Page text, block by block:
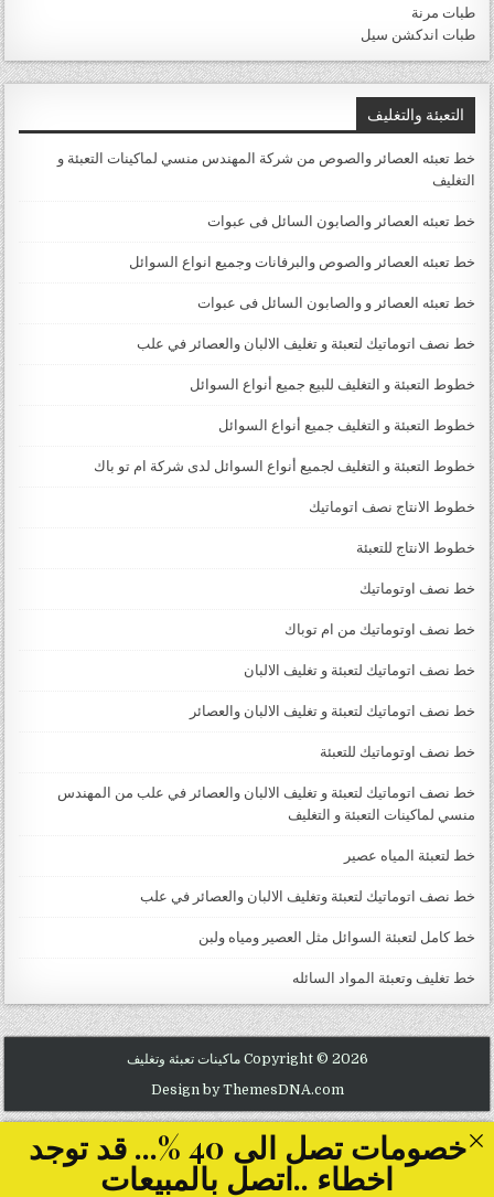
طبات مرنة
طبات اندكشن سيل
التعبئة والتغليف
خط تعبئه العصائر والصوص من شركة المهندس منسي لماكينات التعبئة و
التغليف
خط تعبئه العصائر والصابون السائل فى عبوات
خط تعبئه العصائر والصوص والبرفانات وجميع انواع السوائل
خط تعبئه العصائر و والصابون السائل فى عبوات
خط نصف اتوماتيك لتعبئة و تغليف الالبان والعصائر في علب
خطوط التعبئة و التغليف للبيع جميع أنواع السوائل
خطوط التعبئة و التغليف جميع أنواع السوائل
خطوط التعبئة و التغليف لجميع أنواع السوائل لدى شركة ام تو باك
خطوط الانتاج نصف اتوماتيك
خطوط الانتاج للتعبئة
خط نصف اوتوماتيك
خط نصف اوتوماتيك من ام توباك
خط نصف اتوماتيك لتعبئة و تغليف الالبان
خط نصف اتوماتيك لتعبئة و تغليف الالبان والعصائر
خط نصف اوتوماتيك للتعبئة
خط نصف اتوماتيك لتعبئة و تغليف الالبان والعصائر في علب من المهندس
منسي لماكينات التعبئة و التغليف
خط لتعبئة المياه عصير
خط نصف اتوماتيك لتعبئة وتغليف الالبان والعصائر في علب
خط كامل لتعبئة السوائل مثل العصير ومياه ولبن
خط تغليف وتعبئة المواد السائله
Copyright © 2026 ماكينات تعبئة وتغليف
Design by ThemesDNA.com
خصومات تصل الى 40 %... قد توجد
اخطاء ..اتصل بالمبيعات